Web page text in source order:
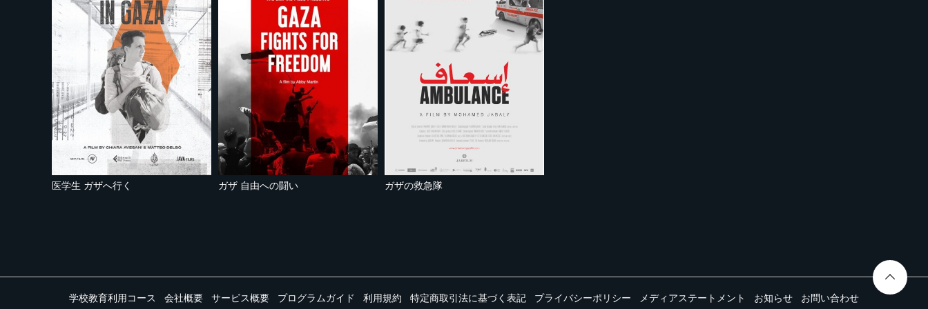
医学生 ガザへ行く ガザ 自由への闘い ガザの救急隊
学校教育利用コース 会社概要 サービス概要 プログラムガイド 利用規約 特定商取引法に基づく表記 プライバシーポリシー メディアステートメント お知らせ お問い合わせ